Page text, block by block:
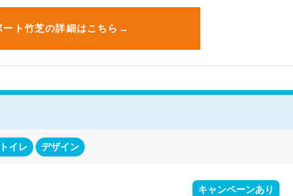
ート竹芝の詳細はこちら→
イレ デザイン
キャンペーンあり